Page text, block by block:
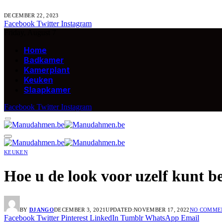
DECEMBER 22, 2023
Facebook Twitter Instagram
Home
Badkamer
Kamerplant
Keuken
Slaapkamer
Facebook Twitter Instagram
KEUKEN
Hoe u de look voor uzelf kunt
BY DJANGODECEMBER 3, 2021UPDATED:NOVEMBER 17, 2022NO
Facebook Twitter Pinterest LinkedIn Tumblr WhatsApp Email